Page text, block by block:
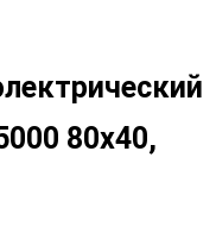
80x40,